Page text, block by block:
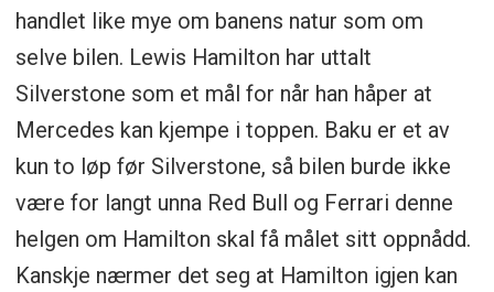
handlet like mye om banens natur som om
selve bilen. Lewis Hamilton har uttalt
Silverstone som et mål for når han håper at
Mercedes kan kjempe i toppen. Baku er et av
kun to løp før Silverstone, så bilen burde ikke
være for langt unna Red Bull og Ferrari denne
helgen om Hamilton skal få målet sitt oppnådd.
Kanskje nærmer det seg at Hamilton igjen kan